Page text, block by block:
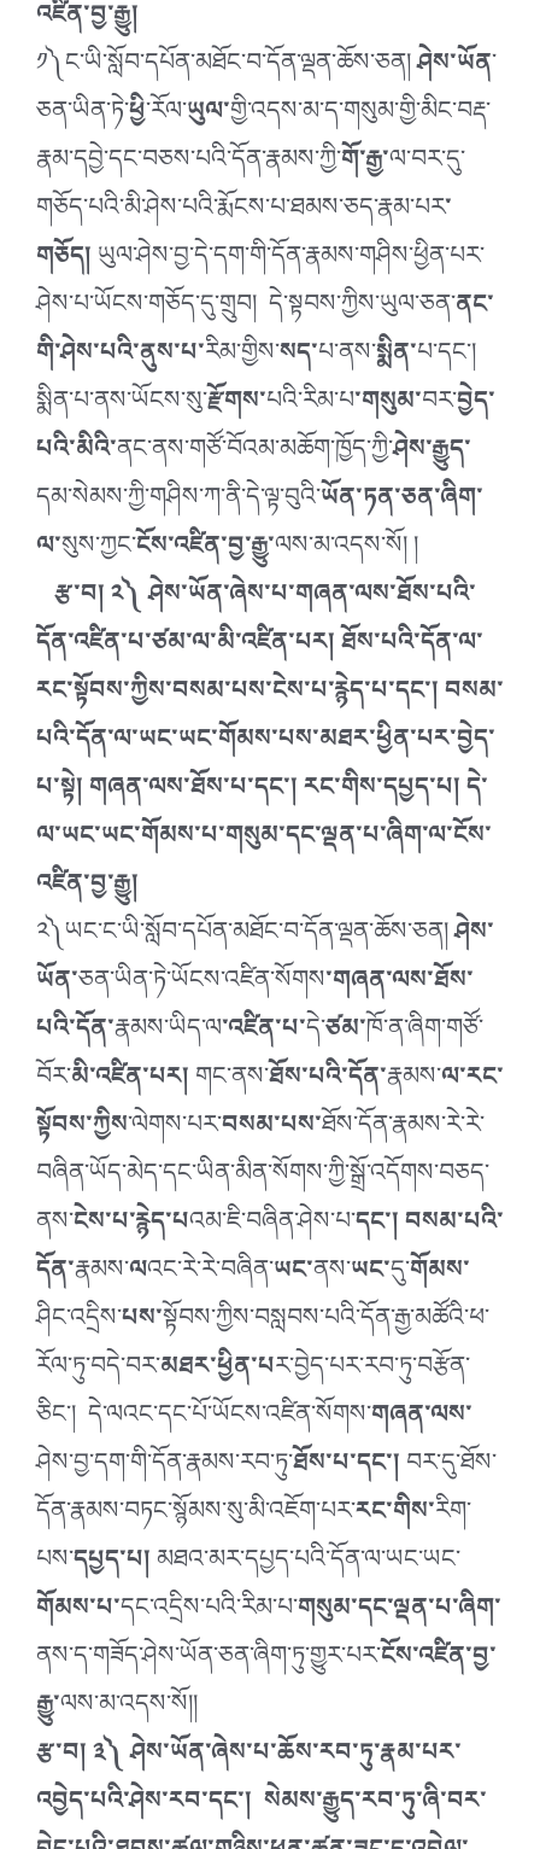
འཛིན་བྱ་རྒྱུ།
༡༽ང་ཡི་སློབ་དཔོན་མཐོང་བ་དོན་ལྡན་ཆོས་ཅན།ཤེས་ཡོན་
ཅན་ཡིན་ཏེ་ཕྱི་རོལ་ཡུལ་གྱི་འདས་མ་ད་གསུམ་གྱི་མིང་བརྡ་
རྣམ་དབྱེ་དང་བཅས་པའི་དོན་རྣམས་ཀྱི་གོ་རྒྱ་ལ་བར་དུ་
གཅོད་པའི་མི་ཤེས་པའི་རྨོངས་པ་ཐམས་ཅད་རྣམ་པར་
གཅོད།ཡུལ་ཤེས་བྱ་དེ་དག་གི་དོན་རྣམས་གཤིས་ཕྱིན་པར་
ཤེས་པ་ཡོངས་གཅོད་དུ་གྲུབ། དེ་སྟབས་ཀྱིས་ཡུལ་ཅན་ནང་
གི་ཤེས་པའི་ནུས་པ་རིམ་གྱིས་སད་པ་ནས་སྨིན་པ་དང་།
སྨིན་པ་ནས་ཡོངས་སུ་རྫོགས་པའི་རིམ་པ་གསུམ་བར་བྱེད་
པའི་མིའི་ནང་ནས་གཙོ་བོའམ་མཆོག་ཁྱོད་ཀྱི་ཤེས་རྒྱུད་
དམ་སེམས་ཀྱི་གཤིས་ཀ་ནི་དེ་ལྟ་བུའི་ཡོན་ཏན་ཅན་ཞིག་
ལ་སུས་ཀྱང་ངོས་འཛིན་བྱ་རྒྱུ་ལས་མ་འདས་སོ། །
རྩ་བ། ༢༽ ཤེས་ཡོན་ཞེས་པ་གཞན་ལས་ཐོས་པའི་
དོན་འཛིན་པ་ཙམ་ལ་མི་འཛིན་པར། ཐོས་པའི་དོན་ལ་
རང་སྟོབས་ཀྱིས་བསམ་པས་ངེས་པ་རྙེད་པ་དང་། བསམ་
པའི་དོན་ལ་ཡང་ཡང་གོམས་པས་མཐར་ཕྱིན་པར་བྱེད་
པ་སྟེ། གཞན་ལས་ཐོས་པ་དང་། རང་གིས་དཔྱད་པ། དེ་
ལ་ཡང་ཡང་གོམས་པ་གསུམ་དང་ལྡན་པ་ཞིག་ལ་ངོས་
འཛིན་བྱ་རྒྱུ།
༢༽ཡང་ང་ཡི་སློབ་དཔོན་མཐོང་བ་དོན་ལྡན་ཆོས་ཅན།ཤེས་
ཡོན་ཅན་ཡིན་ཏེ་ཡོངས་འཛིན་སོགས་གཞན་ལས་ཐོས་
པའི་དོན་རྣམས་ཡིད་ལ་འཛིན་པ་དེ་ཙམ་ཁོ་ན་ཞིག་གཙོ་
བོར་མི་འཛིན་པར།གང་ནས་ཐོས་པའི་དོན་རྣམས་ལ་རང་
སྟོབས་ཀྱིས་ལེགས་པར་བསམ་པས་ཐོས་དོན་རྣམས་རེ་རེ་
བཞིན་ཡོད་མེད་དང་ཡིན་མིན་སོགས་ཀྱི་སྒྲོ་འདོགས་བཅད་
ནས་ངེས་པ་རྙེད་པའམ་ཇི་བཞིན་ཤེས་པ་དང་། བསམ་པའི་
དོན་རྣམས་ལའང་རེ་རེ་བཞིན་ཡང་ནས་ཡང་དུ་གོམས་
ཤིང་འདྲིས་པས་སྟོབས་ཀྱིས་བསླབས་པའི་དོན་རྒྱ་མཚོའི་ཕ་
རོལ་ཏུ་བདེ་བར་མཐར་ཕྱིན་པར་བྱེད་པར་རབ་ཏུ་བརྩོན་
ཅིང་། དེ་ལའང་དང་པོ་ཡོངས་འཛིན་སོགས་གཞན་ལས་
ཤེས་བྱ་དག་གི་དོན་རྣམས་རབ་ཏུ་ཐོས་པ་དང་།བར་དུ་ཐོས་
དོན་རྣམས་བཏང་སྙོམས་སུ་མི་འཇོག་པར་རང་གིས་རིག་
པས་དཔྱད་པ།མཐའ་མར་དཔྱད་པའི་དོན་ལ་ཡང་ཡང་
གོམས་པ་དང་འདྲིས་པའི་རིམ་པ་གསུམ་དང་ལྡན་པ་ཞིག་
ནས་ད་གཟོད་ཤེས་ཡོན་ཅན་ཞིག་ཏུ་གྱུར་པར་ངོས་འཛིན་བྱ་
རྒྱུ་ལས་མ་འདས་སོ།།
རྩ་བ། ༣༽ ཤེས་ཡོན་ཞེས་པ་ཆོས་རབ་ཏུ་རྣམ་པར་
འབྱེད་པའི་ཤེས་རབ་དང་། སེམས་རྒྱུད་རབ་ཏུ་ཞི་བར་